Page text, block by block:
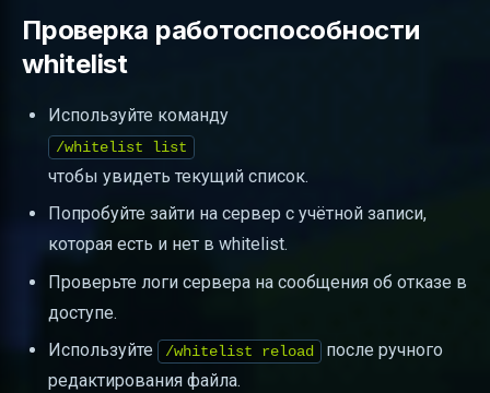
Проверка работоспособности
whitelist
Используйте команду
/whitelist list
чтобы увидеть текущий список.
Попробуйте зайти на сервер с учётной записи,
которая есть и нет в whitelist.
Проверьте логи сервера на сообщения об отказе в
доступе.
Используйте
/whitelist reload
после ручного
редактирования файла.